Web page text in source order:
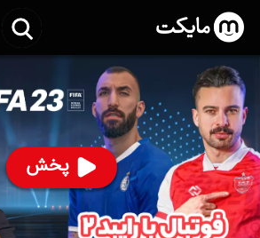
پخش
استریم فوتبال با رایبد ۲ - پرهام گیم پلی
پرهام گیم پلی
ساخت ایران سال 1403
رده سنی ۱۳+
استریم